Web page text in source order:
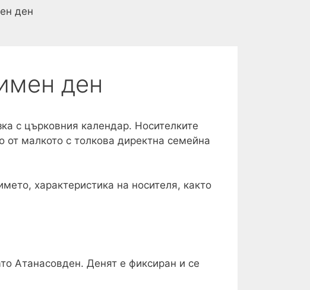
ден
ден
с църковния календар. Носителките
малкото с толкова директна семейна
характеристика на носителя, както
Атанасовден. Денят е фиксиран и се